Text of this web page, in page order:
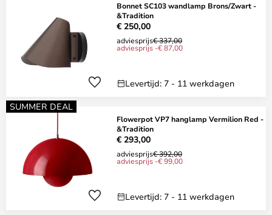
Bonnet SC103 wandlamp Brons/Zwart -
&Tradition
€ 250,00
adviesprijs€ 337,00
adviesprijs -€ 87,00
Levertijd: 7 - 11 werkdagen
SUMMER DEAL
Flowerpot VP7 hanglamp Vermilion Red -
&Tradition
€ 293,00
adviesprijs€ 392,00
adviesprijs -€ 99,00
Levertijd: 7 - 11 werkdagen